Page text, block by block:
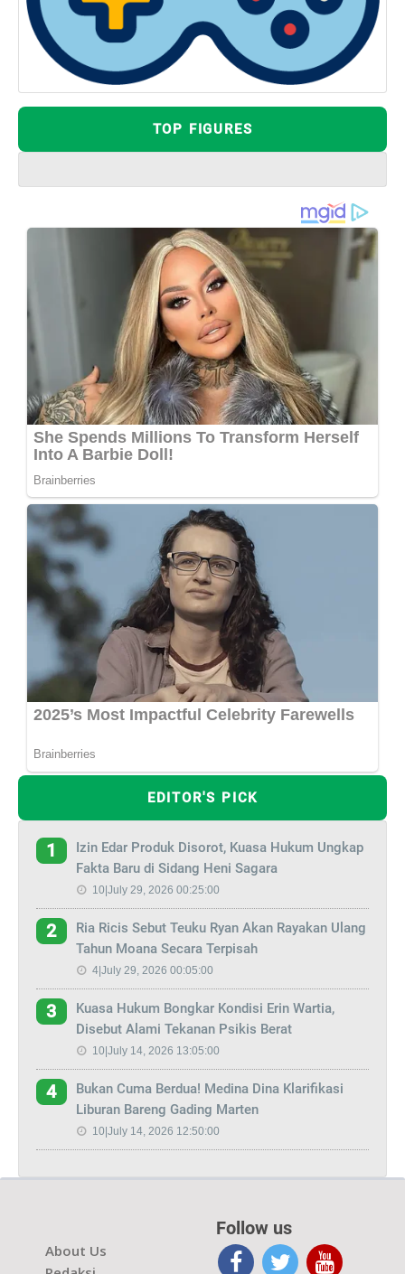
TOP FIGURES
EDITOR'S PICK
1
Izin Edar Produk Disorot, Kuasa Hukum Ungkap
Fakta Baru di Sidang Heni Sagara
10|July 29, 2026 00:25:00
2
Ria Ricis Sebut Teuku Ryan Akan Rayakan Ulang
Tahun Moana Secara Terpisah
4|July 29, 2026 00:05:00
3
Kuasa Hukum Bongkar Kondisi Erin Wartia,
Disebut Alami Tekanan Psikis Berat
10|July 14, 2026 13:05:00
4
Bukan Cuma Berdua! Medina Dina Klarifikasi
Liburan Bareng Gading Marten
10|July 14, 2026 12:50:00
About Us
Follow us